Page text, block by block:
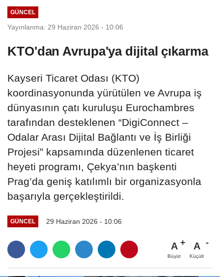
GÜNCEL
Yayınlanma: 29 Haziran 2026 - 10:06
KTO'dan Avrupa'ya dijital çıkarma
Kayseri Ticaret Odası (KTO)
koordinasyonunda yürütülen ve Avrupa iş
dünyasının çatı kuruluşu Eurochambres
tarafından desteklenen “DigiConnect –
Odalar Arası Dijital Bağlantı ve İş Birliği
Projesi” kapsamında düzenlenen ticaret
heyeti programı, Çekya’nın başkenti
Prag’da geniş katılımlı bir organizasyonla
başarıyla gerçekleştirildi.
GÜNCEL 29 Haziran 2026 - 10:06
A
Büyüt
A
Küçült